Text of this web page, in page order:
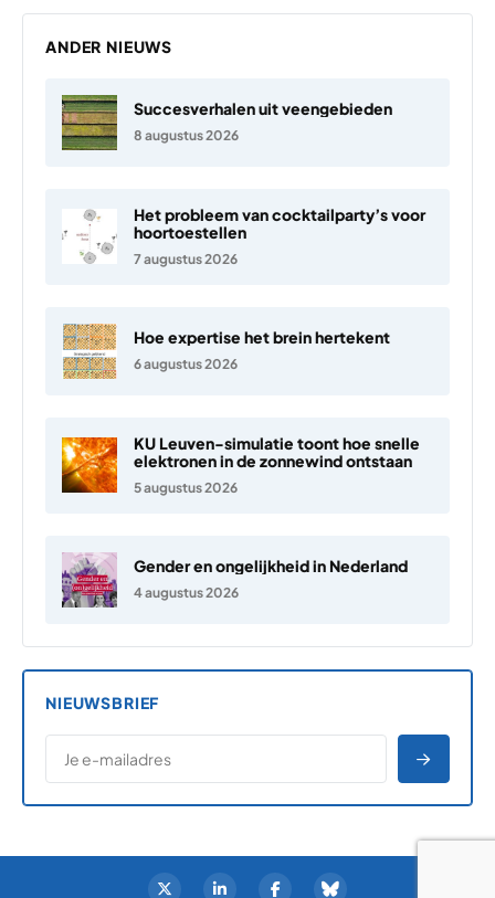
ANDER NIEUWS
Succesverhalen uit veengebieden
8 augustus 2026
Het probleem van cocktailparty’s voor
hoortoestellen
7 augustus 2026
Hoe expertise het brein hertekent
6 augustus 2026
KU Leuven-simulatie toont hoe snelle
elektronen in de zonnewind ontstaan
5 augustus 2026
Gender en ongelijkheid in Nederland
4 augustus 2026
NIEUWSBRIEF
E-MAILADRES
*